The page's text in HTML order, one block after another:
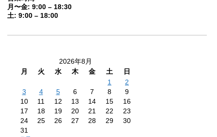
月〜金: 9:00 – 18:30
土: 9:00 – 18:00
2026年8月
月
火 水 木 金 土
日
1
2
3
4 5 6 7 8
9
10
11 12 13 14 15
16
17
18 19 20 21 22
23
24
25 26 27 28 29
30
31